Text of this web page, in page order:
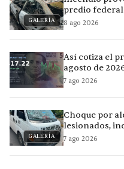
GALERÍA
predio
8 ago 2026
Así cotiza el
agosto de
7 ago 2026
GALERÍA
Choque por
lesionados,
7 ago 2026